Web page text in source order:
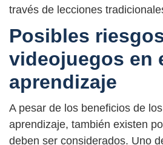
través de lecciones
Posibles
videojuegos en
aprendizaje
A pesar de los beneficios de
aprendizaje, también existen
deben ser considerados. Uno